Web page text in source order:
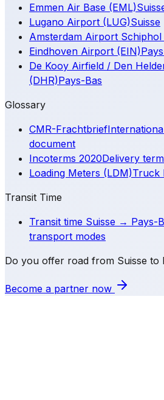
Emmen Air Base (EML)
Lugano Airport (LUG)Suisse
Amsterdam Airport
Eindhoven Airport (EIN)
De Kooy Airfield / Den
(DHR)Pays-Bas
Glossary
CMR-Frachtbrief
document
Incoterms 2020Delivery
Loading Meters (LDM)Truck
Transit Time
Transit time Suisse → Pays-
transport modes
Do you offer road from Suisse to
Become a partner now